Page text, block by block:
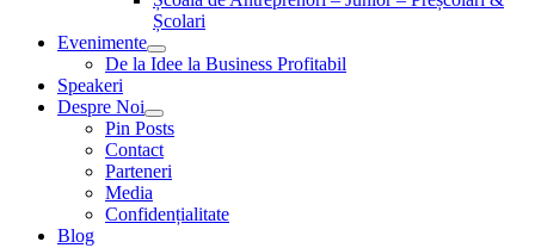
Școlari
Evenimente
De la Idee la Business Profitabil
Speakeri
Despre Noi
Pin Posts
Contact
Parteneri
Media
Confidențialitate
Blog